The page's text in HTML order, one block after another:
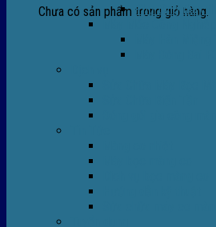
Chưa có sản phẩm trong giỏ hàng.
Phụ tùng thay thế